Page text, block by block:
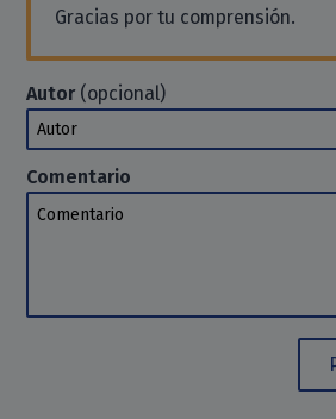
Gracias por tu comprensión.
Autor(opcional)
Autor
Comentario
Comentario